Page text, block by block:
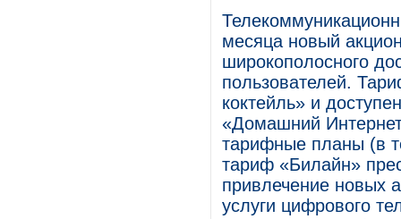
месяца новый
широкополосного
пользователей.
коктейль» и
«Домашний
тарифные планы (в
тариф «Билайн»
привлечение новых
услуги цифрового